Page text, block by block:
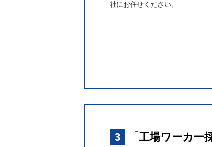
社にお任せください。
3 「工場ワーカー